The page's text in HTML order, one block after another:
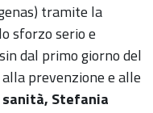
tramite la
sforzo serio e
dal primo giorno del
prevenzione e alle
sanità, Stefania